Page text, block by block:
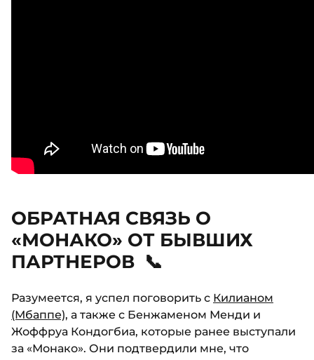
ОБРАТНАЯ СВЯЗЬ О
«МОНАКО» ОТ БЫВШИХ
ПАРТНЕРОВ 📞
Разумеется, я успел поговорить с Килианом
(Мбаппе), а также с Бенжаменом Менди и
Жоффруа Кондогбиа, которые ранее выступали
за «Монако». Они подтвердили мне, что